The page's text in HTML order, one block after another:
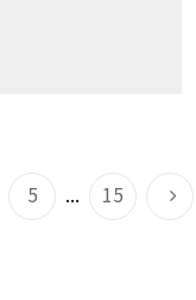
第
5頁 ... 第
15 頁
下